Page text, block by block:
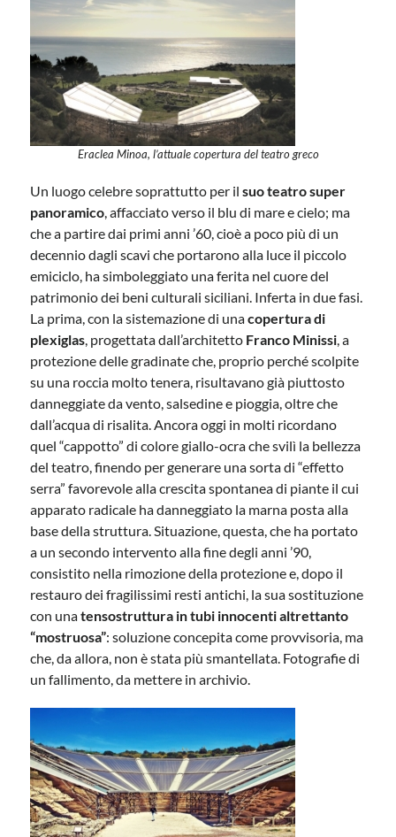
Eraclea Minoa, l’attuale copertura del teatro greco
Un luogo celebre soprattutto per ilsuo teatro super
panoramico, affacciato verso il blu di mare e cielo; ma
che a partire dai primi anni ’60, cioè a poco più di un
decennio dagli scavi che portarono alla luce il piccolo
emiciclo, ha simboleggiato una ferita nel cuore del
patrimonio dei beni culturali siciliani. Inferta in due fasi.
La prima, con la sistemazione di unacopertura di
plexiglas, progettata dall’architetto Franco Minissi, a
protezione delle gradinate che, proprio perché scolpite
su una roccia molto tenera, risultavano già piuttosto
danneggiate da vento, salsedine e pioggia, oltre che
dall’acqua di risalita. Ancora oggi in molti ricordano
quel “cappotto” di colore giallo-ocra che svilì la bellezza
del teatro, finendo per generare una sorta di “effetto
serra” favorevole alla crescita spontanea di piante il cui
apparato radicale ha danneggiato la marna posta alla
base della struttura. Situazione, questa, che ha portato
a un secondo intervento alla fine degli anni ’90,
consistito nella rimozione della protezione e, dopo il
restauro dei fragilissimi resti antichi, la sua sostituzione
con unatensostruttura in tubi innocenti altrettanto
“mostruosa”: soluzione concepita come provvisoria, ma
che, da allora, non è stata più smantellata. Fotografie di
un fallimento, da mettere in archivio.